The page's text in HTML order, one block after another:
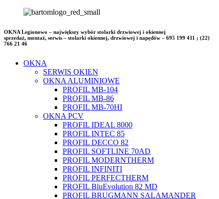
OKNA Legionowo – największy wybór stolarki drzwiowej i okiennej
sprzedaż, montaż, serwis – stolarki okiennej, drzwiowej i napędów – 695 199 411 ; (22)
766 21 46
OKNA
SERWIS OKIEN
OKNA ALUMINIOWE
PROFIL MB-104
PROFIL MB-86
PROFIL MB-70HI
OKNA PCV
PROFIL IDEAL 8000
PROFIL INTEC 85
PROFIL DECCO 82
PROFIL SOFTLINE 70AD
PROFIL MODERNTHERM
PROFIL INFINITI
PROFIL PERFECTHERM
PROFIL BluEvolution 82 MD
PROFIL BRUGMANN SALAMANDER